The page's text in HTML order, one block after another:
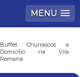
MENU
Buffet Churrascos a
Domicílio na Vila
Romana